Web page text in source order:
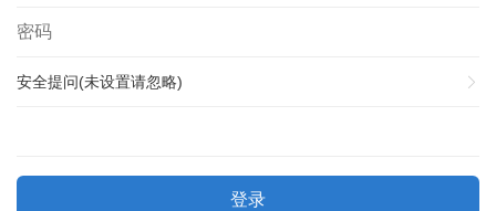
安全提问(未设置请忽略)
登录